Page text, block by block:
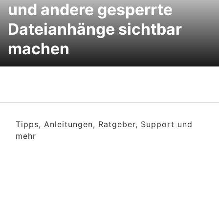
und andere gesperrte
Dateianhänge sichtbar
machen
Tipps, Anleitungen, Ratgeber, Support und
mehr